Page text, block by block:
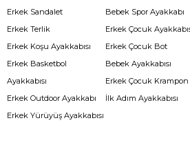
Erkek Sandalet
Erkek Terlik
Erkek Koşu Ayakkabısı
Erkek Basketbol
Ayakkabısı
Erkek Outdoor Ayakkabı
Erkek Yürüyüş Ayakkabısı
Bebek Spor Ayakkabı
Erkek Çocuk
Erkek Çocuk Bot
Bebek Ayakkabısı
Erkek Çocuk Krampon
İlk Adım Ayakkabısı